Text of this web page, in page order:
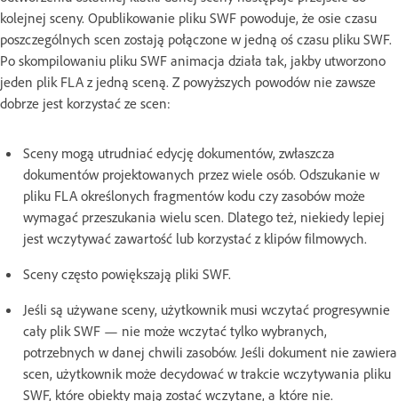
kolejnej sceny. Opublikowanie pliku SWF powoduje, że osie czasu
poszczególnych scen zostają połączone w jedną oś czasu pliku SWF.
Po skompilowaniu pliku SWF animacja działa tak, jakby utworzono
jeden plik FLA z jedną sceną. Z powyższych powodów nie zawsze
dobrze jest korzystać ze scen:
Sceny mogą utrudniać edycję dokumentów, zwłaszcza
dokumentów projektowanych przez wiele osób. Odszukanie w
pliku FLA określonych fragmentów kodu czy zasobów może
wymagać przeszukania wielu scen. Dlatego też, niekiedy lepiej
jest wczytywać zawartość lub korzystać z klipów filmowych.
Sceny często powiększają pliki SWF.
Jeśli są używane sceny, użytkownik musi wczytać progresywnie
cały plik SWF — nie może wczytać tylko wybranych,
potrzebnych w danej chwili zasobów. Jeśli dokument nie zawiera
scen, użytkownik może decydować w trakcie wczytywania pliku
SWF, które obiekty mają zostać wczytane, a które nie.